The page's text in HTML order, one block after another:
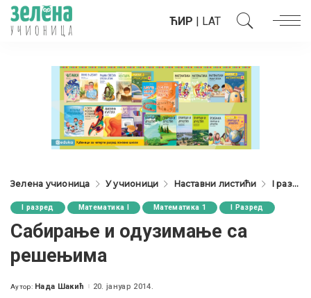
ЋИР | LAT
Зелена учионица У учионици Наставни листићи I разред
I разред Математика I Математика 1 I Разред
Сабирање и одузимање са
решењима
Posted
Аутор: Нада Шакић 20. јануар 2014.